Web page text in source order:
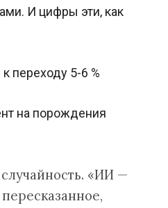
И цифры эти, как
переходу 5-6 %
на порождения
«ИИ —